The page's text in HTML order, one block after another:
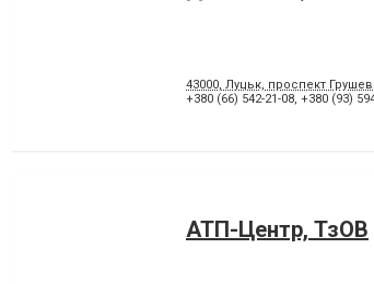
43000, Луцьк, проспект
+380 (66) 542-21-08, +380 (93)
АТП-Центр, ТзОВ